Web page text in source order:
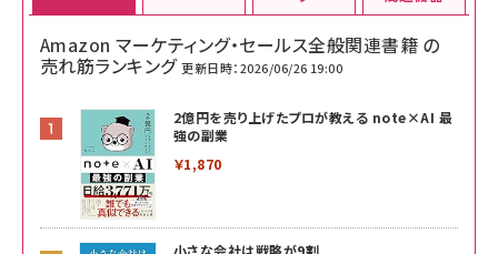
Amazon マーケティング・セールス全般関連書籍 の
売れ筋ランキング 更新日時：2026/06/26 19:00
2億円を売り上げたプロが教える note×AI 最
強の副業
￥1,870
小さな会社は戦略が9割